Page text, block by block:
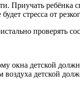
Приучать ребёнка
стресса от
проверять
окна детской
детской